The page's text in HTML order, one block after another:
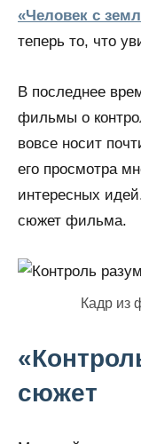
«Человек с
теперь то, что
В последнее
фильмы о
вовсе носит
его просмотра
интересных
сюжет фильма.
Кадр из
сюжет